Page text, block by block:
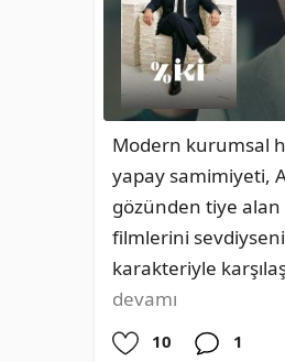
Modern kurumsal
yapay samimiyeti,
gözünden tiye alan
filmlerini
karakteriyle
devamı
10 1